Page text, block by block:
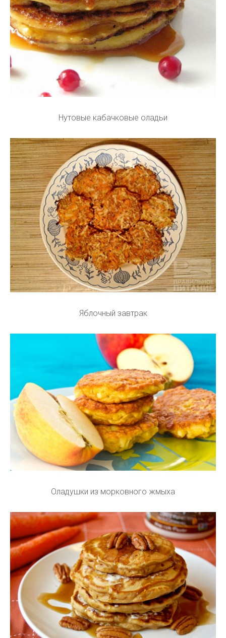
Нутовые кабачковые оладьи
Яблочный завтрак
Оладушки из морковного жмыха